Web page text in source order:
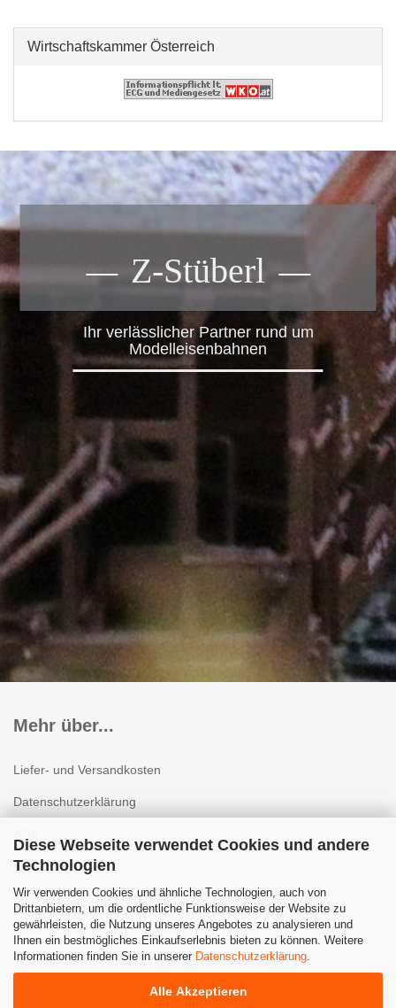
Diese Webseite verwendet Cookies und andere
Technologien
Wir verwenden Cookies und ähnliche Technologien, auch von
Drittanbietern, um die ordentliche Funktionsweise der Website zu
gewährleisten, die Nutzung unseres Angebotes zu analysieren und
Ihnen ein bestmögliches Einkaufserlebnis bieten zu können. Weitere
Informationen finden Sie in unserer Datenschutzerklärung
Alle Akzeptieren
Wirtschaftskammer Österreich
Z-Stüberl
Ihr verlässlicher Partner rund um
Modelleisenbahnen
Mehr über...
Liefer- und Versandkosten
Datenschutzerklärung
Impressum
Kontakt
Widerrufsrecht & Muster-Widerrufsformular
Cookie Einstellungen